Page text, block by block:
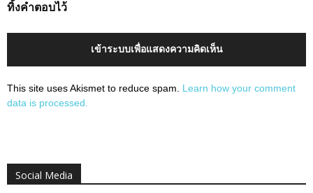
ทิ้งคำตอบไว้
เข้าระบบเพื่อแสดงความคิดเห็น
This site uses Akismet to reduce spam. Learn how your comment
data is processed.
Social Media